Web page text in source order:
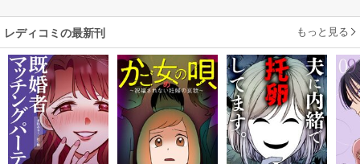
います【単話版】 1
話
レディコミの最新刊 もっと見る